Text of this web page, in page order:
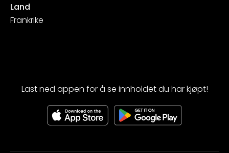
Land
Frankrike
Last ned appen for å se innholdet du har kjøpt!